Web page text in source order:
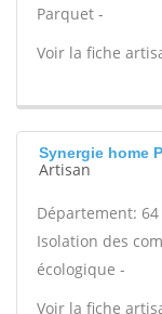
Parquet -
Voir la fiche
Synergie home
Artisan
Département: 64
Isolation des
écologique -
Voir la fiche